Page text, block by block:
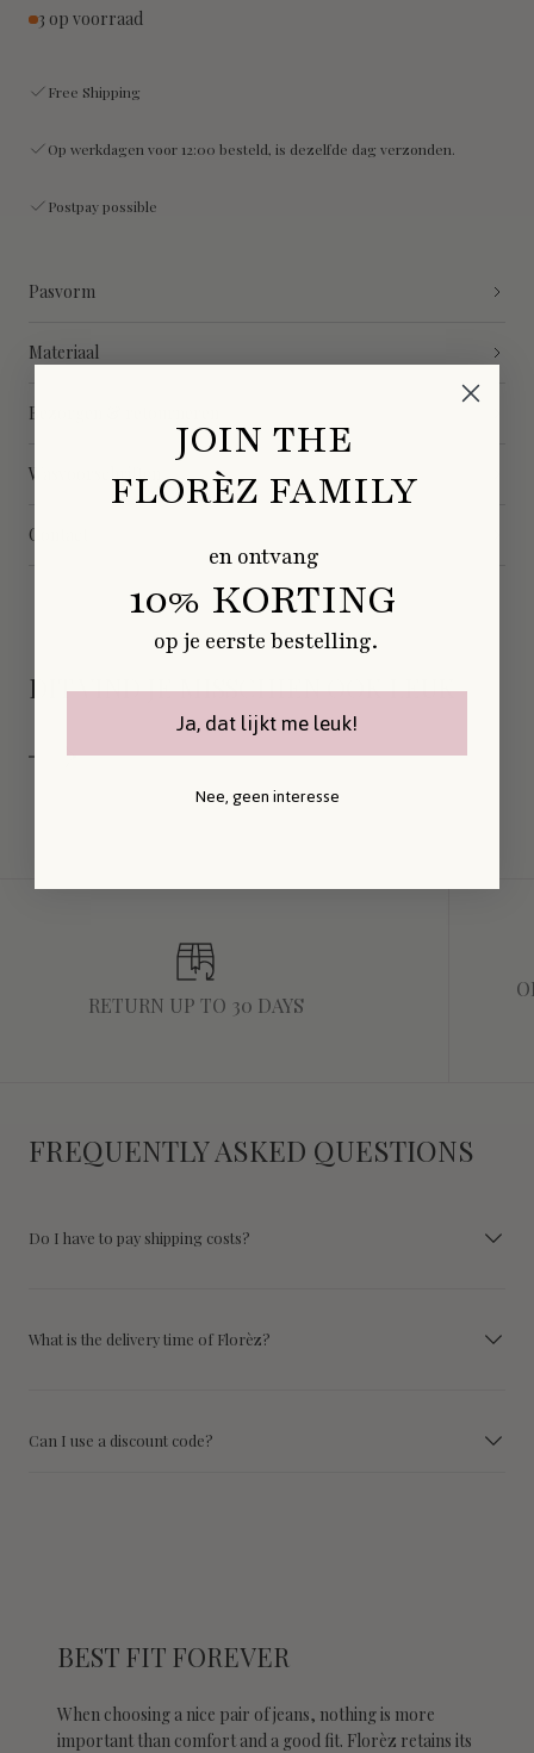
3 op voorraad
Free Shipping
Op werkdagen voor 12:00 besteld, is dezelfde dag verzonden.
Postpay possible
Pasvorm
Materiaal
Bezorgen & retourneren
Wasvoorschriften
Contact
DIT VIND JE MISSCHIEN OOK LEUK
RETURN UP TO 30 DAYS
FREQUENTLY ASKED QUESTIONS
Do I have to pay shipping costs?
What is the delivery time of Florèz?
Can I use a discount code?
BEST FIT FOREVER
When choosing a nice pair of jeans, nothing is more
important than comfort and a good fit. Florèz retains its
JOIN THE
FLORÈZ FAMILY
en ontvang
10% KORTING
op je eerste bestelling.
Ja, dat lijkt me leuk!
Nee, geen interesse